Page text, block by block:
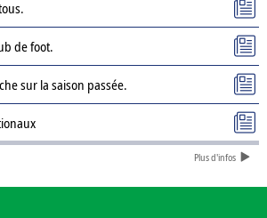
de foot.
sur la saison passée.
D3 : ASPC Tenkodogo
Plus d'infos